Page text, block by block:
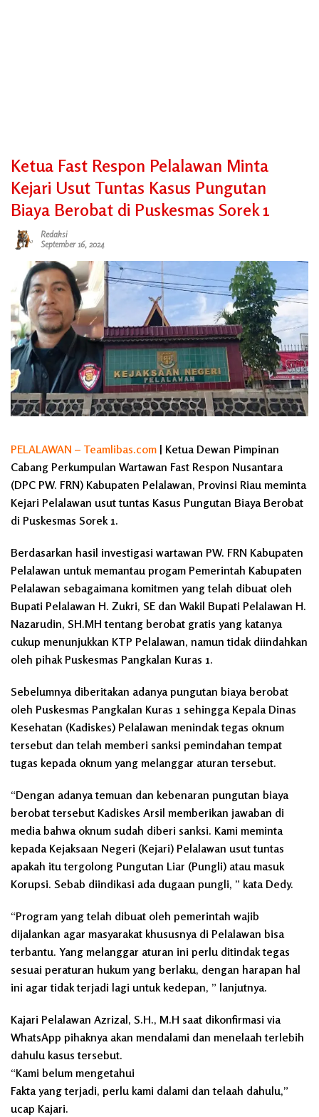
Ketua Fast Respon Pelalawan Minta
Kejari Usut Tuntas Kasus Pungutan
Biaya Berobat di Puskesmas Sorek 1
Redaksi
September 16, 2024
PELALAWAN – Teamlibas.com | Ketua Dewan Pimpinan
Cabang Perkumpulan Wartawan Fast Respon Nusantara
(DPC PW. FRN) Kabupaten Pelalawan, Provinsi Riau meminta
Kejari Pelalawan usut tuntas Kasus Pungutan Biaya Berobat
di Puskesmas Sorek 1.
Berdasarkan hasil investigasi wartawan PW. FRN Kabupaten
Pelalawan untuk memantau progam Pemerintah Kabupaten
Pelalawan sebagaimana komitmen yang telah dibuat oleh
Bupati Pelalawan H. Zukri, SE dan Wakil Bupati Pelalawan H.
Nazarudin, SH.MH tentang berobat gratis yang katanya
cukup menunjukkan KTP Pelalawan, namun tidak diindahkan
oleh pihak Puskesmas Pangkalan Kuras 1.
Sebelumnya diberitakan adanya pungutan biaya berobat
oleh Puskesmas Pangkalan Kuras 1 sehingga Kepala Dinas
Kesehatan (Kadiskes) Pelalawan menindak tegas oknum
tersebut dan telah memberi sanksi pemindahan tempat
tugas kepada oknum yang melanggar aturan tersebut.
“Dengan adanya temuan dan kebenaran pungutan biaya
berobat tersebut Kadiskes Arsil memberikan jawaban di
media bahwa oknum sudah diberi sanksi. Kami meminta
kepada Kejaksaan Negeri (Kejari) Pelalawan usut tuntas
apakah itu tergolong Pungutan Liar (Pungli) atau masuk
Korupsi. Sebab diindikasi ada dugaan pungli, ” kata Dedy.
“Program yang telah dibuat oleh pemerintah wajib
dijalankan agar masyarakat khususnya di Pelalawan bisa
terbantu. Yang melanggar aturan ini perlu ditindak tegas
sesuai peraturan hukum yang berlaku, dengan harapan hal
ini agar tidak terjadi lagi untuk kedepan, ” lanjutnya.
Kajari Pelalawan Azrizal, S.H., M.H saat dikonfirmasi via
WhatsApp pihaknya akan mendalami dan menelaah terlebih
dahulu kasus tersebut.
“Kami belum mengetahui
Fakta yang terjadi, perlu kami dalami dan telaah dahulu,”
ucap Kajari.